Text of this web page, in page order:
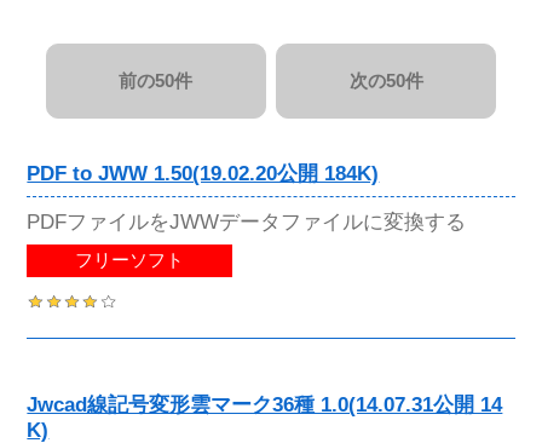
前の50件 次の50件
PDF to JWW 1.50(19.02.20公開 184K)
PDFファイルをJWWデータファイルに変換する
フリーソフト
Jwcad線記号変形雲マーク36種 1.0(14.07.31公開 14
K)